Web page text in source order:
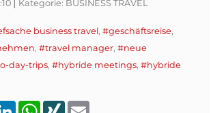
Kategorie: BUSINESS TRAVEL
business travel, #geschäftsreise,
, #travel manager, #neue
day-trips, #hybride meetings, #hybride
LinkedInWhatsApp
XING